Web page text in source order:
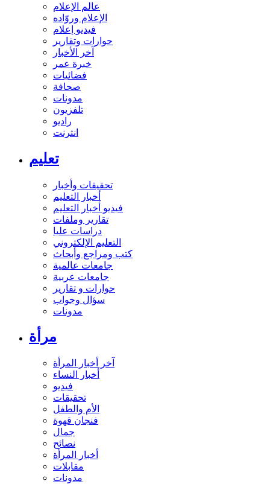
عالم الإعلام
الإعلام وروّاده
فيديو إعلام
حوارات وتقارير
آخر الأخبار
خبرة عمر
فضائيات
صحافة
مدونات
تلفزيون
راديو
انترنت
تعليم
تحقيقات وأخبار
أخبار التعليم
فيديو أخبار التعليم
تقارير وملفات
دراسات عليا
التعليم الإلكتروني
كتب ومراجع وأبحاث
جامعات عالمية
جامعات عربية
حوارات و تقارير
سؤال وجواب
مدونات
مرأة
آخر أخبار المرأة
أخبار النساء
فيديو
تحقيقات
الأم والطفل
فنجان قهوة
جمال
نصائح
أخبار المرأة
مقابلات
مدونات